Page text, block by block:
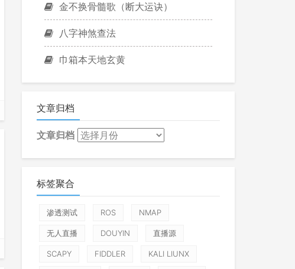
金不换骨髓歌（断大运诀）
八字神煞查法
巾箱本天地玄黄
文章归档
文章归档
标签聚合
渗透测试 ROS NMAP
无人直播 DOUYIN 直播源
SCAPY FIDDLER KALI LIUNX